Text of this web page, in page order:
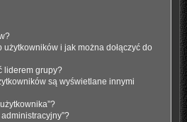
i jak można dołączyć do
liderem grupy?
są wyświetlane innymi